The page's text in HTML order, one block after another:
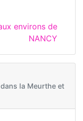
environs de
NANCY
dans la Meurthe et